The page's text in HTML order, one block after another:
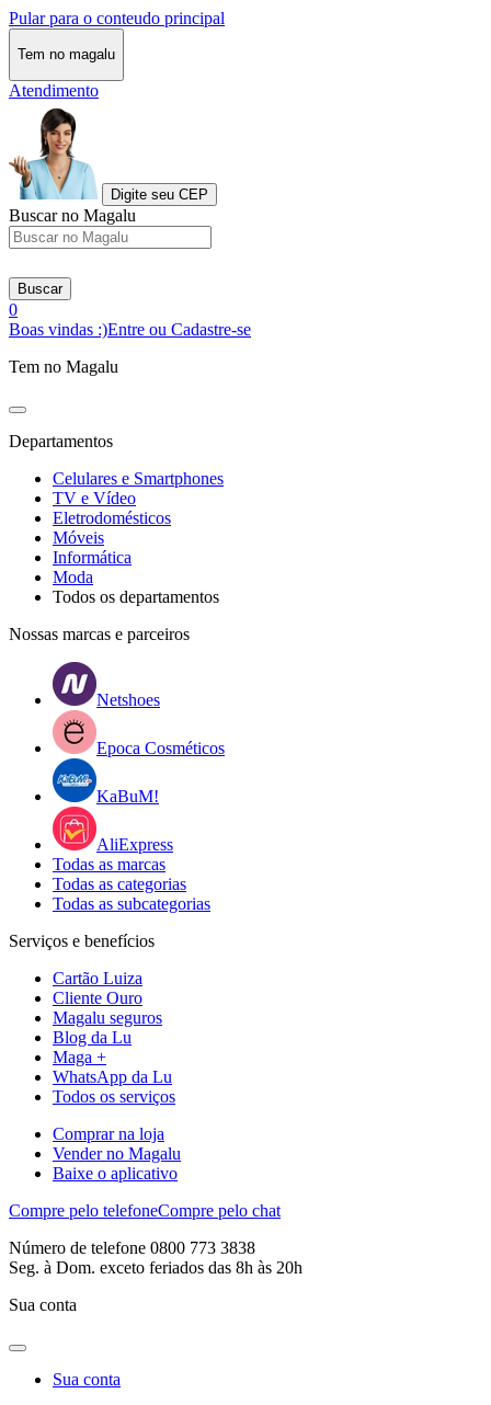
Pular para o conteudo principal
Tem no magalu
Atendimento
Digite seu CEP
Buscar no Magalu
Buscar
0
Boas vindas :)Entre ou Cadastre-se
Tem no Magalu
Departamentos
Celulares e Smartphones
TV e Vídeo
Eletrodomésticos
Móveis
Informática
Moda
Todos os departamentos
Nossas marcas e parceiros
Netshoes
Epoca Cosméticos
KaBuM!
AliExpress
Todas as marcas
Todas as categorias
Todas as subcategorias
Serviços e benefícios
Cartão Luiza
Cliente Ouro
Magalu seguros
Blog da Lu
Maga +
WhatsApp da Lu
Todos os serviços
Comprar na loja
Vender no Magalu
Baixe o aplicativo
Compre pelo telefoneCompre pelo chat
Número de telefone 0800 773 3838
Seg. à Dom. exceto feriados das 8h às 20h
Sua conta
Sua conta